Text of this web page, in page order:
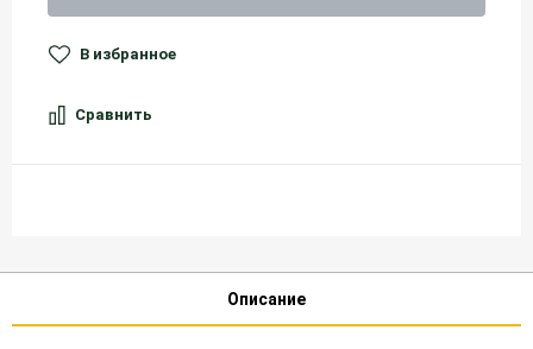
В избранное
Сравнить
Описание